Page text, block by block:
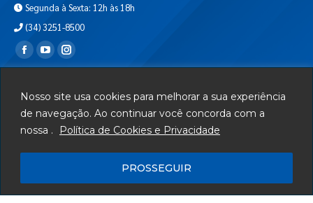
Nosso site usa cookies para melhorar a sua experiência
de navegação. Ao continuar você concorda com a
nossa .
Política de Cookies e Privacidade
PROSSEGUIR
Segunda à Sexta: 12h às 18h
(34) 3251-8500
Encontre-nos em:
Departamento de T.I.
Serviços
Mapa do Site